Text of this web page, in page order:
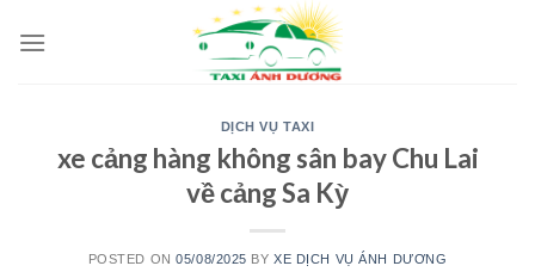
DỊCH VỤ TAXI
xe cảng hàng không sân bay Chu Lai
về cảng Sa Kỳ
POSTED ON05/08/2025 BYXE DỊCH VỤ ÁNH DƯƠNG